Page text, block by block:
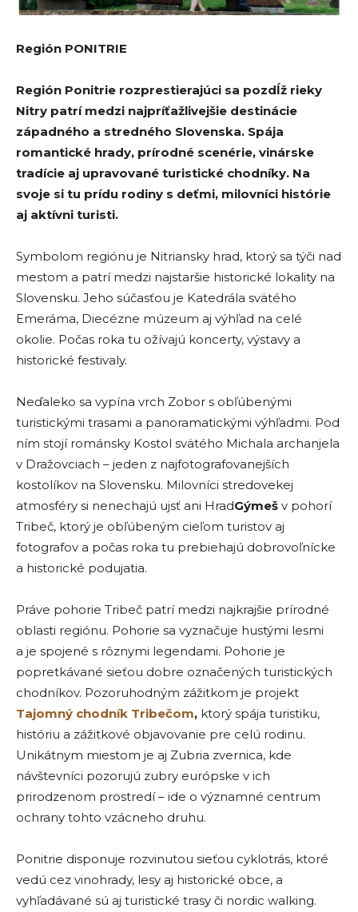
Región PONITRIE
Región Ponitrie rozprestierajúci sa pozdĺž rieky
Nitry patrí medzi najpríťažlivejšie destinácie
západného a stredného Slovenska. Spája
romantické hrady, prírodné scenérie, vinárske
tradície aj upravované turistické chodníky. Na
svoje si tu prídu rodiny s deťmi, milovníci histórie
aj aktívni turisti.
Symbolom regiónu je Nitriansky hrad, ktorý sa týči nad
mestom a patrí medzi najstaršie historické lokality na
Slovensku. Jeho súčasťou je Katedrála svätého
Emeráma, Diecézne múzeum aj výhľad na celé
okolie. Počas roka tu ožívajú koncerty, výstavy a
historické festivaly.
Neďaleko sa vypína vrch Zobor s obľúbenými
turistickými trasami a panoramatickými výhľadmi. Pod
ním stojí románsky Kostol svätého Michala archanjela
v Dražovciach – jeden z najfotografovanejších
kostolíkov na Slovensku. Milovníci stredovekej
atmosféry si nenechajú ujsť ani HradGýmeš v pohorí
Tribeč, ktorý je obľúbeným cieľom turistov aj
fotografov a počas roka tu prebiehajú dobrovoľnícke
a historické podujatia.
Práve pohorie Tribeč patrí medzi najkrajšie prírodné
oblasti regiónu. Pohorie sa vyznačuje hustými lesmi
a je spojené s rôznymi legendami. Pohorie je
popretkávané sieťou dobre označených turistických
chodníkov. Pozoruhodným zážitkom je projekt
Tajomný chodník Tribečom, ktorý spája turistiku,
históriu a zážitkové objavovanie pre celú rodinu.
Unikátnym miestom je aj Zubria zvernica, kde
návštevníci pozorujú zubry európske v ich
prirodzenom prostredí – ide o významné centrum
ochrany tohto vzácneho druhu.
Ponitrie disponuje rozvinutou sieťou cyklotrás, ktoré
vedú cez vinohrady, lesy aj historické obce, a
vyhľadávané sú aj turistické trasy či nordic walking.